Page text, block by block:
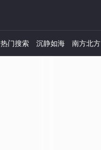
热门搜索 沉静如海 南方北方